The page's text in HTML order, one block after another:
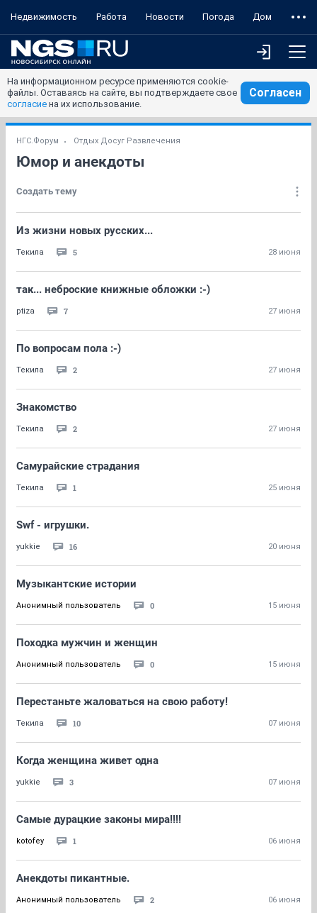
Недвижимость Работа Новости Погода Дом
На информационном ресурсе применяются cookie-
файлы. Оставаясь на сайте, вы подтверждаете свое
согласие на их использование.
Согласен
НГС.Форум Отдых Досуг Развлечения
Юмор и анекдоты
Создать тему
Из жизни новых русских...
Текила 5 28 июня
так... неброские книжные обложки :-)
ptiza 7 27 июня
По вопросам пола :-)
Текила 2 27 июня
Знакомство
Текила 2 27 июня
Самурайские страдания
Текила 1 25 июня
Swf - игрушки.
yukkie 16 20 июня
Музыкантские истории
Анонимный пользователь 0 15 июня
Походка мужчин и женщин
Анонимный пользователь 0 15 июня
Перестаньте жаловаться на свою работу!
Текила 10 07 июня
Когда женщина живет одна
yukkie 3 07 июня
Самые дурацкие законы мира!!!!
kotofey 1 06 июня
Анекдоты пикантные.
Анонимный пользователь 2 06 июня